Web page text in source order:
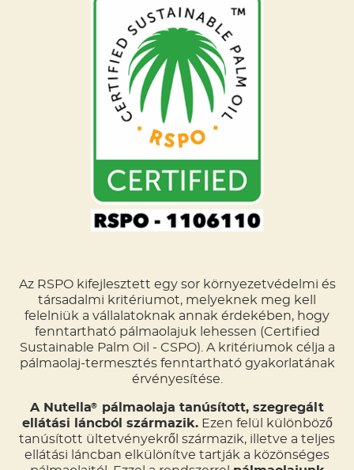
Az RSPO kifejlesztett egy sor környezetvédelmi és
társadalmi kritériumot, melyeknek meg kell
felelniük a vállalatoknak annak érdekében, hogy
fenntartható pálmaolajuk lehessen (Certified
Sustainable Palm Oil - CSPO). A kritériumok célja a
pálmaolaj-termesztés fenntartható gyakorlatának
érvényesítése.
A Nutella®
pálmaolaja tanúsított, szegregált
ellátási láncból származik.Ezen felül különböző
tanúsított ültetvényekről származik, illetve a teljes
ellátási láncban elkülönítve tartják a közönséges